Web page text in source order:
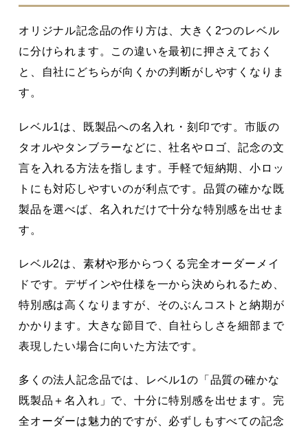
オリジナル記念品の作り方は、大きく2つのレベル
に分けられます。この違いを最初に押さえておく
と、自社にどちらが向くかの判断がしやすくなりま
す。
レベル1は、既製品への名入れ・刻印です。市販の
タオルやタンブラーなどに、社名やロゴ、記念の文
言を入れる方法を指します。手軽で短納期、小ロッ
トにも対応しやすいのが利点です。品質の確かな既
製品を選べば、名入れだけで十分な特別感を出せま
す。
レベル2は、素材や形からつくる完全オーダーメイ
ドです。デザインや仕様を一から決められるため、
特別感は高くなりますが、そのぶんコストと納期が
かかります。大きな節目で、自社らしさを細部まで
表現したい場合に向いた方法です。
多くの法人記念品では、レベル1の「品質の確かな
既製品＋名入れ」で、十分に特別感を出せます。完
全オーダーは魅力的ですが、必ずしもすべての記念